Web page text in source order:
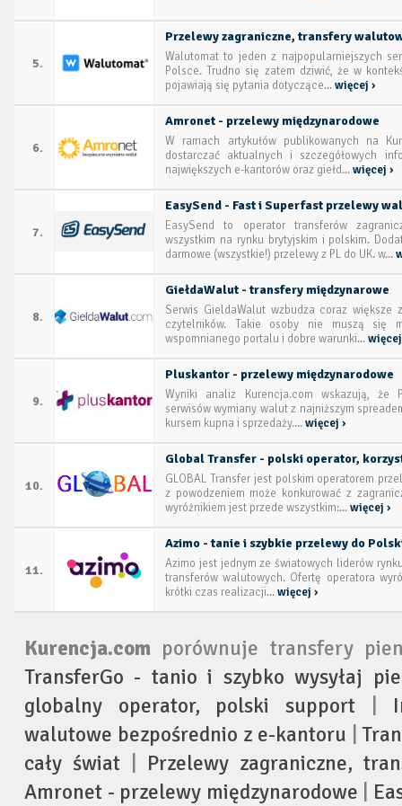
5.
Przelewy zagraniczne, transfery
Walutomat to jeden z najpopularniejszych
Polsce. Trudno się zatem dziwić, że w
pojawiają się pytania dotyczące...więcej ›
6.
Amronet - przelewy międzynarodowe
W ramach artykułów publikowanych na
dostarczać aktualnych i szczegółowych
największych e-kantorów oraz giełd...więcej ›
7.
EasySend - Fast i Superfast przelewy
EasySend to operator transferów
wszystkim na rynku brytyjskim i polskim.
darmowe (wszystkie!) przelewy z PL do UK. w...
8.
GiełdaWalut - transfery międzynarowe
Serwis GieldaWalut wzbudza coraz większe
czytelników. Takie osoby nie muszą się
wspomnianego portalu i dobre warunki...więcej
9.
Pluskantor - przelewy międzynarodowe
Wyniki analiz Kurencja.com wskazują, że
serwisów wymiany walut z najniższym
kursem kupna i sprzedaży....więcej ›
10.
Global Transfer - polski operator,
GLOBAL Transfer jest polskim operatorem
z powodzeniem może konkurować z
wyróżnikiem jest przede wszystkim:...więcej ›
11.
Azimo - tanie i szybkie przelewy do
Azimo jest jednym ze światowych liderów
transferów walutowych. Ofertę operatora
krótki czas realizacji...więcej ›
Kurencja.com porównuje transfery
TransferGo - tanio i szybko wysyłaj
globalny operator, polski support
walutowe bezpośrednio z e-kantoru |
cały świat
Przelewy zagraniczne,
Amronet - przelewy międzynarodowe